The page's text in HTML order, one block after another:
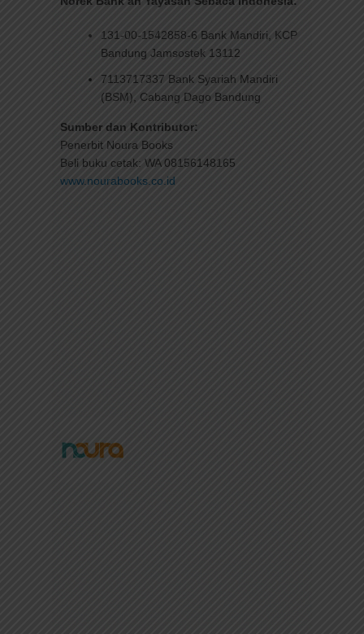
131-00-1542858-6 Bank Mandiri, KCP
Bandung Jamsostek 13112
7113717337 Bank Syariah Mandiri
(BSM), Cabang Dago Bandung
Sumber dan Kontributor:
Penerbit Noura Books
Beli buku cetak: WA 08156148165
www.nourabooks.co.id